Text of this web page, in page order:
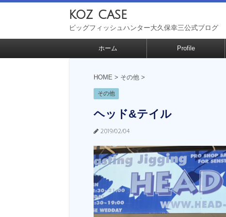
koz case
ビッグフィッシュハンター大久保幸三公式ブログ
ホーム Profile
HOME > その他 >
その他
ヘッド&テイル
2019/02/04